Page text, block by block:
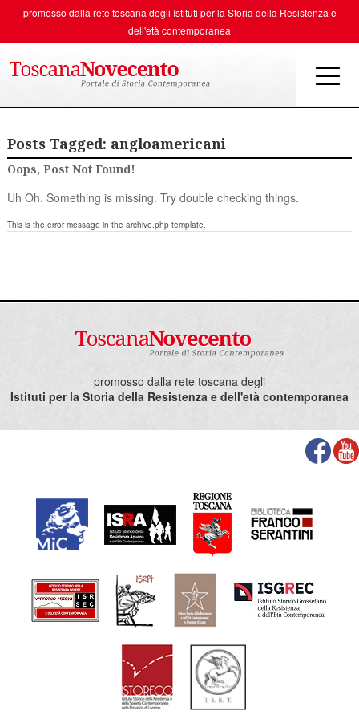
promosso dalla rete toscana degli Istituti per la Storia della Resistenza e
dell'età contemporanea
Posts Tagged: angloamericani
Oops, Post Not Found!
Uh Oh. Something is missing. Try double checking things.
This is the error message in the archive.php template.
promosso dalla rete toscana degli
Istituti per la Storia della Resistenza e dell'età contemporanea